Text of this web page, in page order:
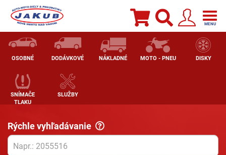
MENU
OSOBNÉ DODÁVKOVÉ NÁKLADNÉ MOTO - PNEU DISKY
SNÍMAČE
TLAKU
SLUŽBY
Rýchle vyhľadávanie